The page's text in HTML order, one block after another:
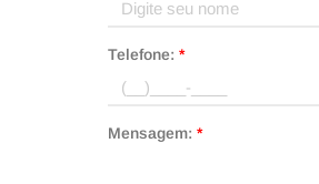
Telefone:*
Mensagem:*